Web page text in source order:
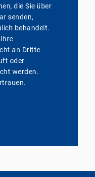
die Sie über
senden,
behandelt.
an Dritte
oder
werden.